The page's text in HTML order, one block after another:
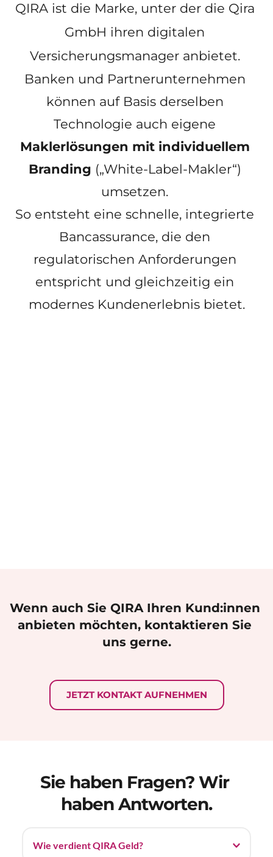
QIRA ist die Marke, unter der die Qira
GmbH ihren digitalen
Versicherungsmanager anbietet.
Banken und Partnerunternehmen
können auf Basis derselben
Maklerlösungen mit individuellem
Branding („White-Label-Makler“)
umsetzen.
﻿So entsteht eine schnelle, integrierte
Bancassurance, die den
regulatorischen Anforderungen
entspricht und gleichzeitig ein
modernes Kundenerlebnis bietet.
Wenn auch Sie QIRA Ihren Kund:innen
anbieten möchten, kontaktieren Sie
uns gerne.
JETZT KONTAKT AUFNEHMEN
Sie haben Fragen? Wir
haben Antworten.
Wie verdient QIRA Geld?